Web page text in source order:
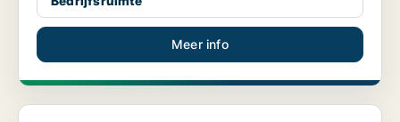
Meer info
Kantoor in Woerden, Province of Utrecht